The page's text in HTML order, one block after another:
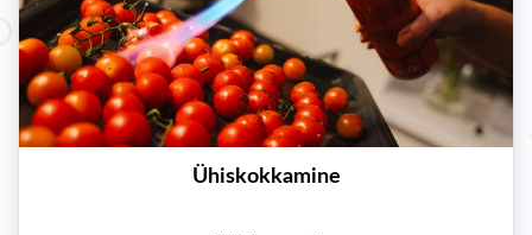
Ühiskokkamine